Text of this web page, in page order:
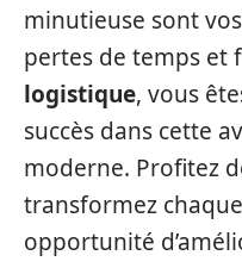
minutieuse sont
pertes de temps et
logistique, vous
succès dans cette
moderne. Profitez
transformez
opportunité